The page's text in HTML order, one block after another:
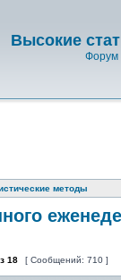
Высокие
Форум
методы
18 [ Сообщений: 710 ]